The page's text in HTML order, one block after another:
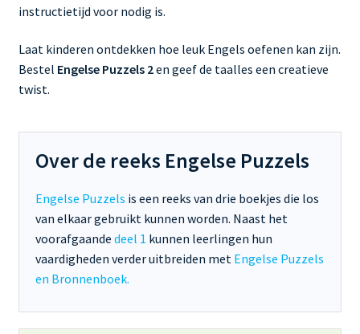
instructietijd voor nodig is.
Laat kinderen ontdekken hoe leuk Engels oefenen kan zijn.
Bestel Engelse Puzzels 2en geef de taalles een creatieve
twist.
Over de reeks Engelse Puzzels
Engelse Puzzels is een reeks van drie boekjes die los
van elkaar gebruikt kunnen worden. Naast het
voorafgaande deel 1 kunnen leerlingen hun
vaardigheden verder uitbreiden met Engelse Puzzels
en Bronnenboek.